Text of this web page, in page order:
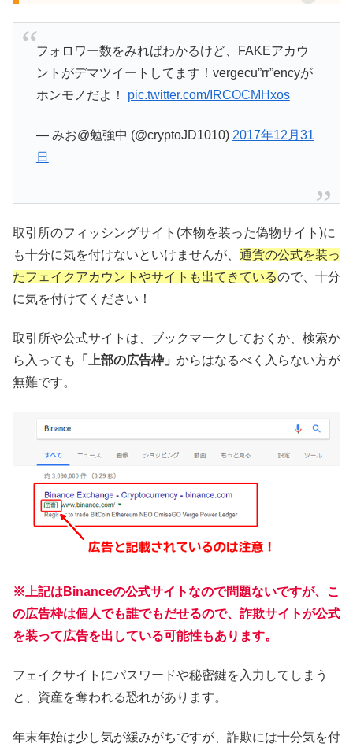
フォロワー数をみればわかるけど、FAKEアカウ
ントがデマツイートしてます！vergecu”rr”encyが
ホンモノだよ！ pic.twitter.com/IRCOCMHxos
— みお@勉強中 (@cryptoJD1010) 2017年12月31
日
取引所のフィッシングサイト(本物を装った偽物サイト)に
も十分に気を付けないといけませんが、 通貨の公式を装っ
たフェイクアカウントやサイトも出てきているので、十分
に気を付けてください！
取引所や公式サイトは、ブックマークしておくか、検索か
ら入っても
「上部の広告枠」 からはなるべく入らない方が
無難です。
※上記はBinanceの公式サイトなので問題ないですが、こ
の広告枠は個人でも誰でもだせるので、詐欺サイトが公式
を装って広告を出している可能性もあります。
フェイクサイトにパスワードや秘密鍵を入力してしまう
と、資産を奪われる恐れがあります。
年末年始は少し気が緩みがちですが、詐欺には十分気を付